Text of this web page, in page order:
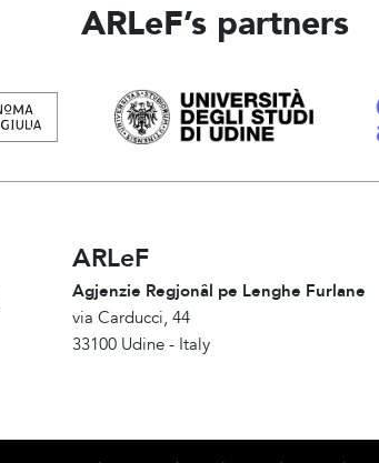
ARLeF’s partners
ARLeF
Agjenzie Regjonâl pe Lenghe Furlane
via Carducci, 44
33100 Udine - Italy